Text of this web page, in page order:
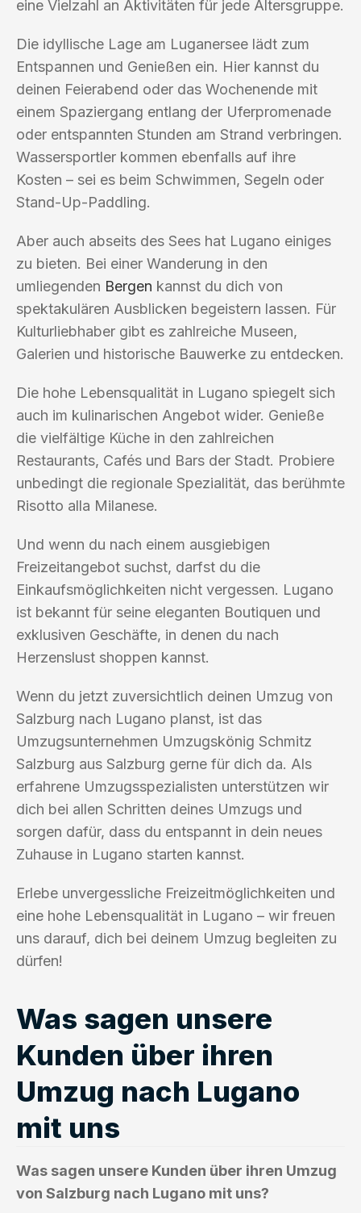
eine Vielzahl an Aktivitäten für jede Altersgruppe.
Die idyllische Lage am Luganersee lädt zum
Entspannen und Genießen ein. Hier kannst du
deinen Feierabend oder das Wochenende mit
einem Spaziergang entlang der Uferpromenade
oder entspannten Stunden am Strand verbringen.
Wassersportler kommen ebenfalls auf ihre
Kosten – sei es beim Schwimmen, Segeln oder
Stand-Up-Paddling.
Aber auch abseits des Sees hat Lugano einiges
zu bieten. Bei einer Wanderung in den
umliegenden Bergen kannst du dich von
spektakulären Ausblicken begeistern lassen. Für
Kulturliebhaber gibt es zahlreiche Museen,
Galerien und historische Bauwerke zu entdecken.
Die hohe Lebensqualität in Lugano spiegelt sich
auch im kulinarischen Angebot wider. Genieße
die vielfältige Küche in den zahlreichen
Restaurants, Cafés und Bars der Stadt. Probiere
unbedingt die regionale Spezialität, das berühmte
Risotto alla Milanese.
Und wenn du nach einem ausgiebigen
Freizeitangebot suchst, darfst du die
Einkaufsmöglichkeiten nicht vergessen. Lugano
ist bekannt für seine eleganten Boutiquen und
exklusiven Geschäfte, in denen du nach
Herzenslust shoppen kannst.
Wenn du jetzt zuversichtlich deinen Umzug von
Salzburg nach Lugano planst, ist das
Umzugsunternehmen Umzugskönig Schmitz
Salzburg aus Salzburg gerne für dich da. Als
erfahrene Umzugsspezialisten unterstützen wir
dich bei allen Schritten deines Umzugs und
sorgen dafür, dass du entspannt in dein neues
Zuhause in Lugano starten kannst.
Erlebe unvergessliche Freizeitmöglichkeiten und
eine hohe Lebensqualität in Lugano – wir freuen
uns darauf, dich bei deinem Umzug begleiten zu
dürfen!
Was sagen unsere
Kunden über ihren
Umzug nach Lugano
mit uns
Was sagen unsere Kunden über ihren Umzug
von Salzburg nach Lugano mit uns?